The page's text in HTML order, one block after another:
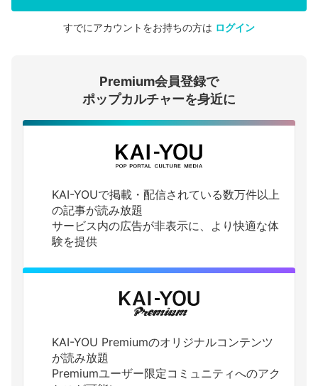
会員登録する
ログインする
すでにアカウントをお持ちの方は ログイン
Premium会員登録で
ポップカルチャーを身近に
KAI-YOUで掲載・配信されている数万件以上
の記事が読み放題
サービス内の広告が非表示に、より快適な体
験を提供
KAI-YOU Premiumのオリジナルコンテンツ
が読み放題
Premiumユーザー限定コミュニティへのアク